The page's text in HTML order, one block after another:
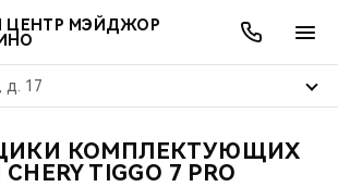
ЦЕНТР МЭЙДЖОР
д. 17
МОДЕЛИ
ПОКУПАТЕЛЯМ
ВЛАДЕЛЬЦАМ
МИР CHERY
АКЦИИ
ОНЛАЙН СЕРВИСЫ
О КОМПАНИИ
КОМПЛЕКТУЮЩИХ
TIGGO 7 PRO